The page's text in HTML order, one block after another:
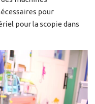
pour
pour la scopie dans